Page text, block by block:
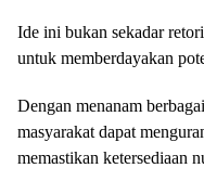
Ide ini bukan sekadar
untuk memberdayakan
Dengan menanam
masyarakat dapat
memastikan ketersediaan